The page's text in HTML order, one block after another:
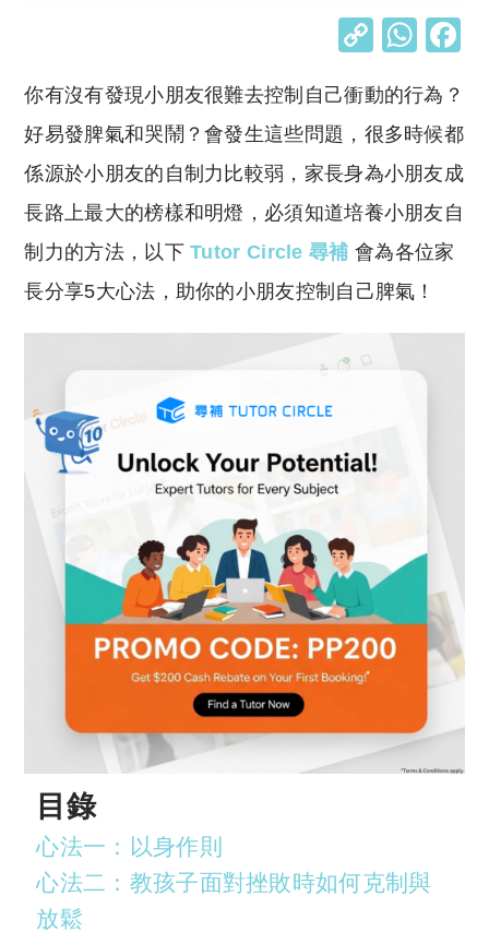
C
p
y
Li
n
k
W
at
s
A
p
p
你有沒有發現小朋友很難去控制自己衝動的行為？
好易發脾氣和哭鬧？會發生這些問題，很多時候都
係源於小朋友的自制力比較弱，家長身為小朋友成
長路上最大的榜樣和明燈，必須知道培養小朋友自
制力的方法，以下Tutor Circle 尋補 會為各位家
長分享5大心法，助你的小朋友控制自己脾氣！
目錄
心法一：以身作則
心法二：教孩子面對挫敗時如何克制與
放鬆